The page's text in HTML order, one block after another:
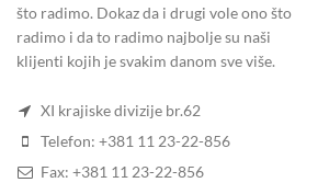
što radimo. Dokaz da i drugi vole ono što
radimo i da to radimo najbolje su naši
klijenti kojih je svakim danom sve više.
XI krajiske divizije br.62
Telefon: +381 11 23-22-856
Fax: +381 11 23-22-856